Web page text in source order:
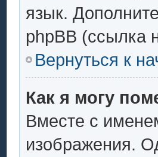
язык.
phpBB (ссылка
Вернуться к
Как я могу
Вместе с
изображения.